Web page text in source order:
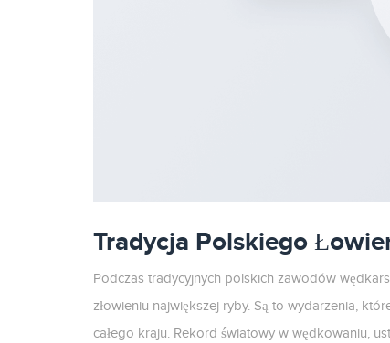
Tradycja Polskiego
Podczas tradycyjnych polskich zawodów
złowieniu największej ryby. Są to wydarzenia,
całego kraju. Rekord światowy w wędkowaniu,